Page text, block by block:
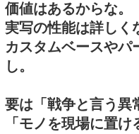
価値はあるからな。
実写の性能は詳しく
カスタムベースやパ
し。
要は「戦争と言う異
「モノを現場に置